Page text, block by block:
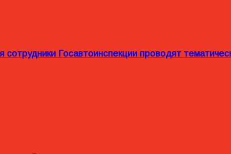
сотрудники Госавтоинспекции проводят